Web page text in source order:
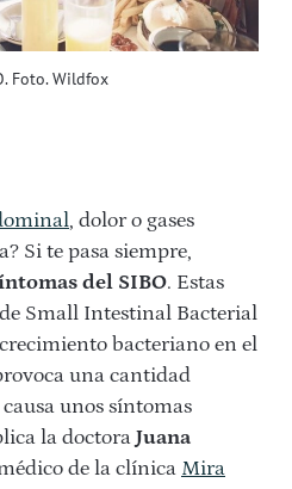
Foto. Wildfox
, dolor o gases
Si te pasa siempre,
del SIBO. Estas
Small Intestinal Bacterial
bacteriano en el
una cantidad
unos síntomas
la doctora Juana
de la clínica Mira